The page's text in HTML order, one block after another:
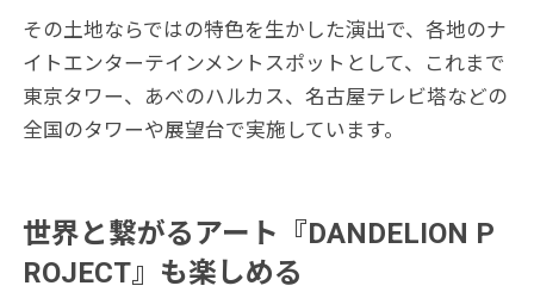
その土地ならではの特色を生かした演出で、各地のナ
イトエンターテインメントスポットとして、これまで
東京タワー、あべのハルカス、名古屋テレビ塔などの
全国のタワーや展望台で実施しています。
世界と繋がるアート『DANDELION P
ROJECT』も楽しめる